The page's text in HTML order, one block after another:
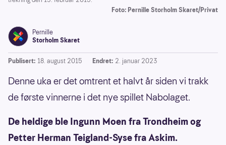
Foto: Pernille Storholm Skaret/Privat
Pernille
Storholm Skaret
Publisert: 18. august 2015 Endret: 2. januar 2023
Denne uka er det omtrent et halvt år siden vi trakk
de første vinnerne i det nye spillet Nabolaget.
De heldige ble Ingunn Moen fra Trondheim og
Petter Herman Teigland-Syse fra Askim.